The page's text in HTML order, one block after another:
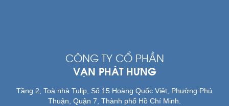
CÔNG TY CỔ PHẦN
VẠN PHÁT HƯNG
Tầng 2, Toà nhà Tulip, Số 15 Hoàng Quốc Việt, Phường Phú
Thuận, Quận 7, Thành phố Hồ Chí Minh.